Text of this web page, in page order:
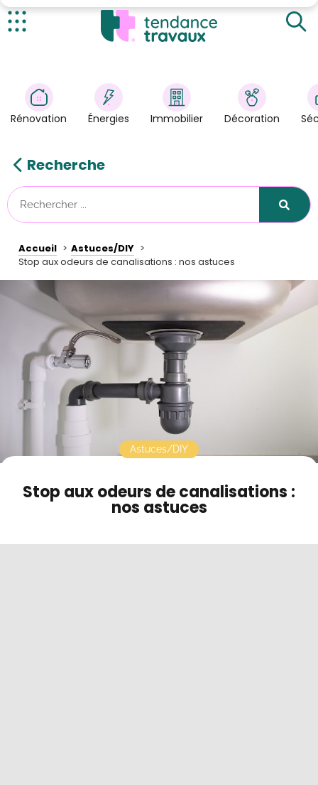
Énergies
Immobilier
Astuces/DIY
Tendance Travaux
Kit partenaire
À propos
Contact
Mode sombre
Rénovation Énergies Immobilier Décoration
Recherche
Accueil
Astuces/DIY
Stop aux odeurs de canalisations : nos astuces
Comprendre les causes des odeurs de
canalisations
Entretenez régulièrement vos canalisations
Nos astuces maison pour neutraliser les mauvaises
odeurs
Stop aux odeurs de canalisations :
nos astuces
Astuces/DIY